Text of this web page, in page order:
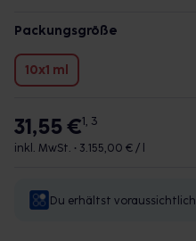
Packungsgröße
10x1 ml
31,55 €1, 3
inkl. MwSt. • 3.155,00 € / l
Du erhältst voraussichtlich